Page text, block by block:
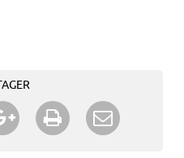
sur Twitter
Partager sur Google+
Imprimer